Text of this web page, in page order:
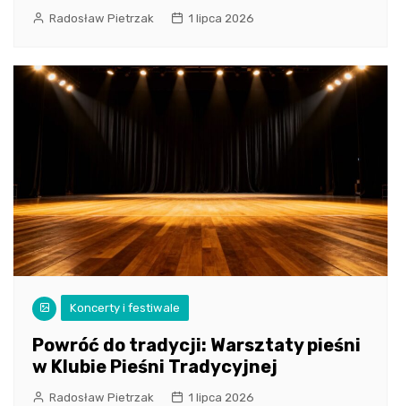
Radosław Pietrzak 1 lipca 2026
Koncerty i festiwale
Powróć do tradycji: Warsztaty pieśni
w Klubie Pieśni Tradycyjnej
Radosław Pietrzak 1 lipca 2026